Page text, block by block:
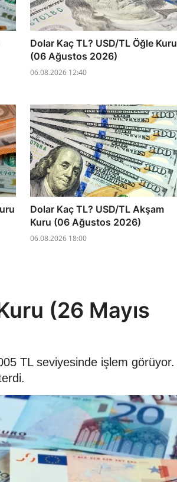
Dolar Kaç TL? USD/TL Öğle Kuru
(06 Ağustos 2026)
06.08.2026 12:40
Dolar Kaç TL? USD/TL Akşam
Kuru (06 Ağustos 2026)
06.08.2026 18:00
(26 Mayıs
TL seviyesinde işlem görüyor.